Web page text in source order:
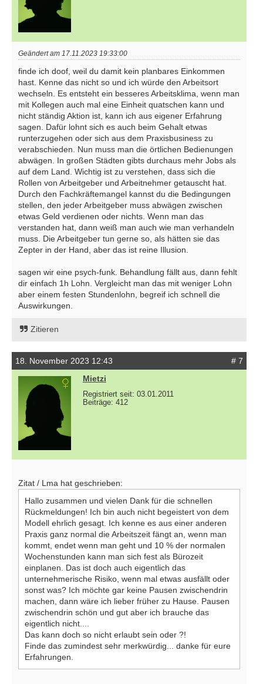
Geändert am 17.11.2023 19:33:00
finde ich doof, weil du damit kein planbares Einkommen
hast. Kenne das nicht so und ich würde den Arbeitsort
wechseln. Es entsteht ein besseres Arbeitsklima, wenn man
mit Kollegen auch mal eine Einheit quatschen kann und
nicht ständig Aktion ist, kann ich aus eigener Erfahrung
sagen. Dafür lohnt sich es auch beim Gehalt etwas
runterzugehen oder sich aus dem Praxisbusiness zu
verabschieden. Nun muss man die örtlichen Bedienungen
abwägen. In großen Städten gibts durchaus mehr Jobs als
auf dem Land. Wichtig ist zu verstehen, dass sich die
Rollen von Arbeitgeber und Arbeitnehmer getauscht hat.
Durch den Fachkräftemangel kannst du die Bedingungen
stellen, den jeder Arbeitgeber muss abwägen zwischen
etwas Geld verdienen oder nichts. Wenn man das
verstanden hat, dann weiß man auch wie man verhandeln
muss. Die Arbeitgeber tun gerne so, als hätten sie das
Zepter in der Hand, aber das ist reine Illusion.
sagen wir eine psych-funk. Behandlung fällt aus, dann fehlt
dir einfach 1h Lohn. Vergleicht man das mit weniger Lohn
aber einem festen Stundenlohn, begreif ich schnell die
Auswirkungen.
Zitieren
18. November 2023 12:43
# 7
Mietzi
Registriert seit: 03.01.2011
Beiträge: 412
Zitat / Lma hat geschrieben:
Hallo zusammen und vielen Dank für die schnellen
Rückmeldungen! Ich bin auch nicht begeistert von dem
Modell ehrlich gesagt. Ich kenne es aus einer anderen
Praxis ganz normal die Arbeitszeit fängt an, wenn man
kommt, endet wenn man geht und 10 % der normalen
Wochenstunden kann man sich fest als Bürozeit
einplanen. Das ist doch auch eigentlich das
unternehmerische Risiko, wenn mal etwas ausfällt oder
sonst was? Ich möchte gar keine Pausen zwischendrin
machen, dann wäre ich lieber früher zu Hause. Pausen
zwischendrin schön und gut aber ich brauche das
eigentlich nicht....
Das kann doch so nicht erlaubt sein oder ?!
Finde das zumindest sehr merkwürdig... danke für eure
Erfahrungen.